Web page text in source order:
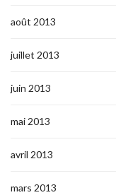
août 2013
juillet 2013
juin 2013
mai 2013
avril 2013
mars 2013